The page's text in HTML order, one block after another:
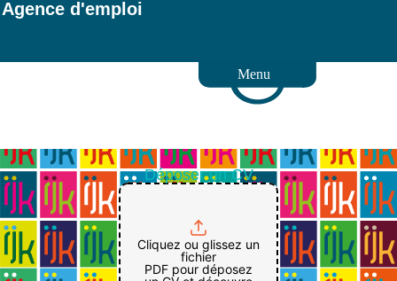
Agence d'emploi
Menu
Déposer un CV
Cliquez ou glissez un
fichier
PDF pour déposez